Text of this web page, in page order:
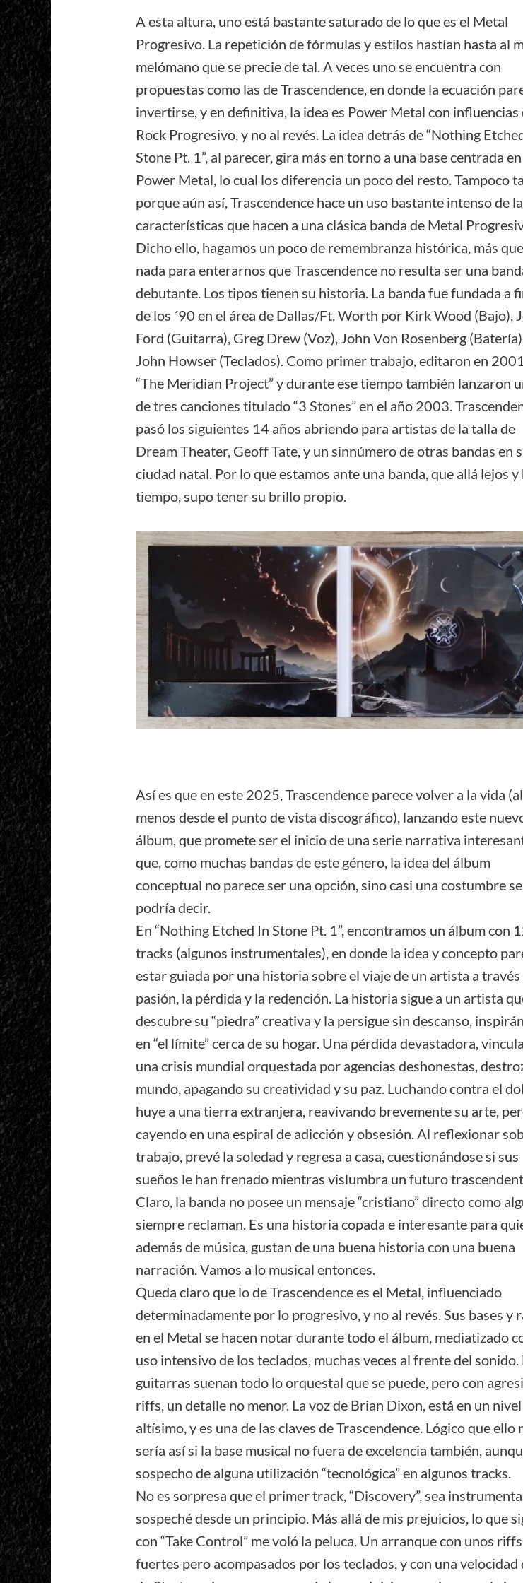
A esta altura, uno está bastante saturado de lo que es el Metal
Progresivo. La repetición de fórmulas y estilos hastían hasta al
melómano que se precie de tal. A veces uno se encuentra con
propuestas como las de Trascendence, en donde la ecuación
invertirse, y en definitiva, la idea es Power Metal con influencias
Rock Progresivo, y no al revés. La idea detrás de “Nothing
Stone Pt. 1”, al parecer, gira más en torno a una base centrada
Power Metal, lo cual los diferencia un poco del resto. Tampoco
porque aún así, Trascendence hace un uso bastante intenso de
características que hacen a una clásica banda de Metal
Dicho ello, hagamos un poco de remembranza histórica, más que
nada para enterarnos que Trascendence no resulta ser una
debutante. Los tipos tienen su historia. La banda fue fundada a
de los ´90 en el área de Dallas/Ft. Worth por Kirk Wood (Bajo),
Ford (Guitarra), Greg Drew (Voz), John Von Rosenberg
John Howser (Teclados). Como primer trabajo, editaron en 2001,
“The Meridian Project” y durante ese tiempo también lanzaron
de tres canciones titulado “3 Stones” en el año 2003.
pasó los siguientes 14 años abriendo para artistas de la talla de
Dream Theater, Geoff Tate, y un sinnúmero de otras bandas en
ciudad natal. Por lo que estamos ante una banda, que allá lejos y
tiempo, supo tener su brillo propio.
Así es que en este 2025, Trascendence parece volver a la vida (al
menos desde el punto de vista discográfico), lanzando este
álbum, que promete ser el inicio de una serie narrativa
que, como muchas bandas de este género, la idea del álbum
conceptual no parece ser una opción, sino casi una costumbre se
podría decir.
En “Nothing Etched In Stone Pt. 1”, encontramos un álbum con
tracks (algunos instrumentales), en donde la idea y concepto
estar guiada por una historia sobre el viaje de un artista a través
pasión, la pérdida y la redención. La historia sigue a un artista
descubre su “piedra” creativa y la persigue sin descanso,
en “el límite” cerca de su hogar. Una pérdida devastadora,
una crisis mundial orquestada por agencias deshonestas,
mundo, apagando su creatividad y su paz. Luchando contra el
huye a una tierra extranjera, reavivando brevemente su arte,
cayendo en una espiral de adicción y obsesión. Al reflexionar
trabajo, prevé la soledad y regresa a casa, cuestionándose si sus
sueños le han frenado mientras vislumbra un futuro
Claro, la banda no posee un mensaje “cristiano” directo como
siempre reclaman. Es una historia copada e interesante para
además de música, gustan de una buena historia con una buena
narración. Vamos a lo musical entonces.
Queda claro que lo de Trascendence es el Metal, influenciado
determinadamente por lo progresivo, y no al revés. Sus bases y
en el Metal se hacen notar durante todo el álbum, mediatizado
uso intensivo de los teclados, muchas veces al frente del sonido.
guitarras suenan todo lo orquestal que se puede, pero con
riffs, un detalle no menor. La voz de Brian Dixon, está en un nivel
altísimo, y es una de las claves de Trascendence. Lógico que ello
sería así si la base musical no fuera de excelencia también,
sospecho de alguna utilización “tecnológica” en algunos tracks.
No es sorpresa que el primer track, “Discovery”, sea
sospeché desde un principio. Más allá de mis prejuicios, lo que
con “Take Control” me voló la peluca. Un arranque con unos riffs
fuertes pero acompasados por los teclados, y con una velocidad